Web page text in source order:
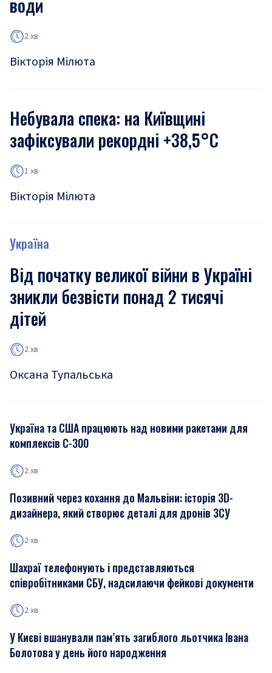
води
2 хв
Вікторія Мілюта
Небувала спека: на Київщині
зафіксували рекордні +38,5°С
1 хв
Вікторія Мілюта
Україна
Від початку великої війни в Україні
зникли безвісти понад 2 тисячі
дітей
2 хв
Оксана Тупальська
Україна та США працюють над новими ракетами для
комплексів С-300
2 хв
Позивний через кохання до Мальвіни: історія 3D-
дизайнера, який створює деталі для дронів ЗСУ
2 хв
Шахраї телефонують і представляються
співробітниками СБУ, надсилаючи фейкові документи
2 хв
У Києві вшанували пам’ять загиблого льотчика Івана
Болотова у день його народження